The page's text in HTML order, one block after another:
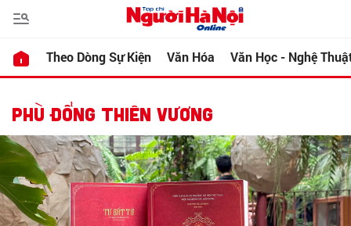
Theo Dòng Sự Kiện Văn Hóa Văn Học - Nghệ
PHÙ ĐỔNG THIÊN VƯƠNG